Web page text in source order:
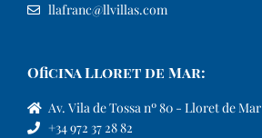
llafranc@llvillas.com
Oficina Lloret de Mar:
Av. Vila de Tossa nº 80 - Lloret de Mar
+34 972 37 28 82